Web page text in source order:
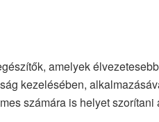
amelyek
kezelésében,
számára is helyet szorítani